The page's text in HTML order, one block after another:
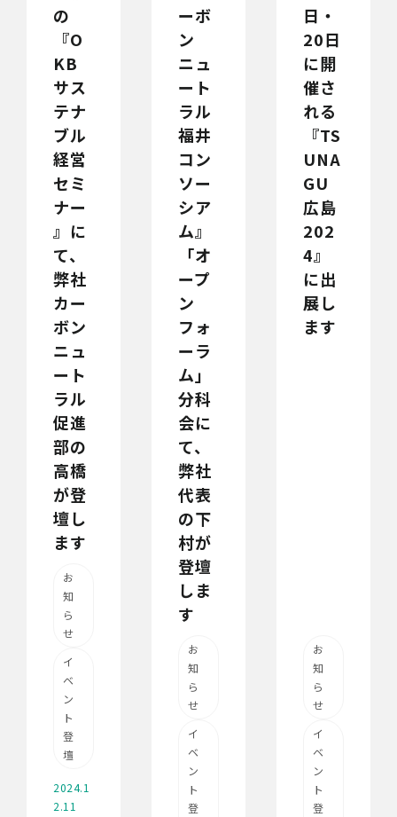
の
『O
KB
サス
テナ
ブル
経営
セミ
ナー
』に
て、
弊社
カー
ボン
ニュ
ート
ラル
促進
部の
高橋
が登
壇し
ます
お
知
ら
せ
イ
ベ
ン
ト
登
壇
2024.1
2.11
ーボ
ン
ニュ
ート
ラル
福井
コン
ソー
シア
ム』
「オ
ープ
ン
フォ
ーラ
ム」
分科
会に
て、
弊社
代表
の下
村が
登壇
しま
す
お
知
ら
せ
イ
ベ
ン
ト
登
日・
20日
に開
催さ
れる
『TS
UNA
GU
広島
202
4』
に出
展し
ます
お
知
ら
せ
イ
ベ
ン
ト
登